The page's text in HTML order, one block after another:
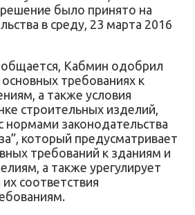
было принято на
в среду, 23 марта 2016
Кабмин одобрил
требованиях к
а также условия
строительных изделий,
нормами законодательства
который предусматривает
требований к зданиям и
а также урегулирует
соответствия